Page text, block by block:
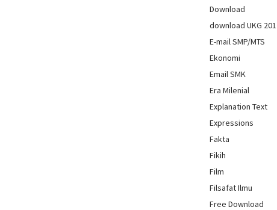
Download
download UKG
E-mail SMP/MTS
Ekonomi
Email SMK
Era Milenial
Explanation Text
Expressions
Fakta
Fikih
Film
Filsafat Ilmu
Free Download